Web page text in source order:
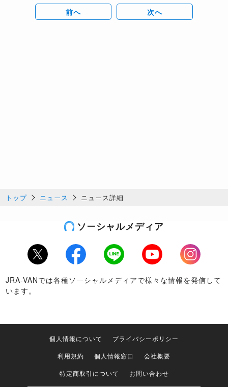
前へ 次へ
トップ ニュース ニュース詳細
ソーシャルメディア
Twitter Facebook LINE Youtube
Instagram
JRA-VANでは各種ソーシャルメディアで様々な情報を発信して
います。
個人情報について
プライバシーポリシー
利用規約
個人情報窓口
会社概要
特定商取引について
お問い合わせ